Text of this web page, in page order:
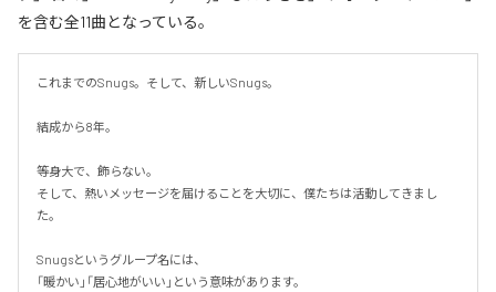
を含む全11曲となっている。
これまでのSnugs。そして、新しいSnugs。
結成から8年。
等身大で、飾らない。
そして、熱いメッセージを届けることを大切に、僕たちは活動してきまし
た。
Snugsというグループ名には、
「暖かい」「居心地がいい」という意味があります。